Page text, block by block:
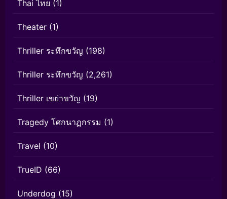
Thai ไทย (1)
Theater (1)
Thriller ระทึกขวัญ (198)
Thriller ระทึกขวัญ (2,261)
Thriller เขย่าขวัญ (19)
Tragedy โศกนาฏกรรม (1)
Travel (10)
TrueID (66)
Underdog (15)